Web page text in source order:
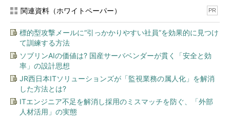
関連資料（ホワイトペーパー） PR
標的型攻撃メールに“引っかかりやすい社員”を効果的に見つけ
て訓練する方法
ソブリンAIの価値は? 国産サーバベンダーが貫く「安全と効
率」の設計思想
JR西日本ITソリューションズが「監視業務の属人化」を解消
した方法とは?
ITエンジニア不足を解消し採用のミスマッチを防ぐ、「外部
人材活用」の実態